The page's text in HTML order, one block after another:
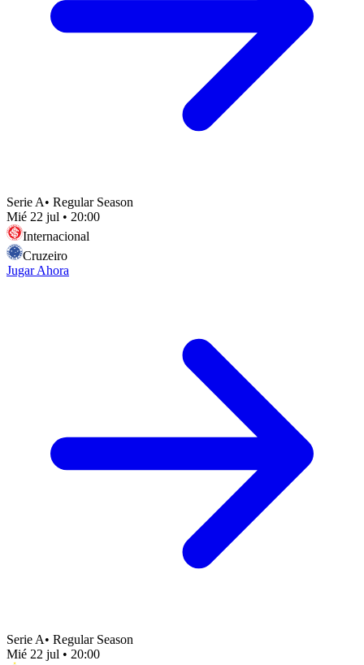
Serie A• Regular Season
Mié 22 jul • 20:00
Internacional
Cruzeiro
Jugar Ahora
Serie A• Regular Season
Mié 22 jul • 20:00